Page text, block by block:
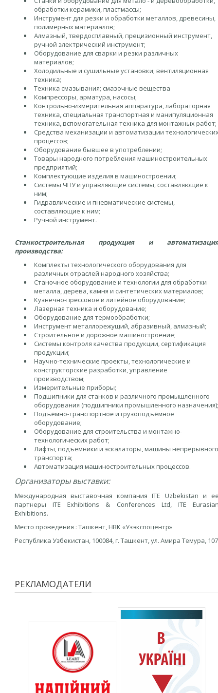
обработки керамики, пластмассы;
Инструмент для резки и обработки металлов, древесины,
полимерных материалов;
Алмазный, твердосплавный, прецизионный инструмент,
ручной электрический инструмент;
Оборудование для сварки и резки различных
материалов;
Холодильные и сушильные установки; вентиляционная
техника;
Техника смазывания; смазочные вещества
Компрессоры, арматура, насосы;
Контрольно-измерительная аппаратура, лабораторная
техника, специальная транспортная и манипуляционная
техника, вспомогательная техника для монтажных работ;
Средства механизации и автоматизации
процессов;
Оборудование бывшее в употреблении;
Товары народного потребления машиностроительных
предприятий;
Комплектующие изделия в машиностроении;
Системы ЧПУ и управляющие системы, составляющие к
ним;
Гидравлические и пневматические системы,
составляющие к ним;
Ручной инструмент.
Станкостроительная продукция и
производства:
Комплекты технологического оборудования для
различных отраслей народного хозяйства;
Станочное оборудование и технологии для обработки
металла, дерева, камня и синтетических материалов;
Кузнечно-прессовое и литейное оборудование;
Лазерная техника и оборудование;
Оборудование для термообработки;
Инструмент металлорежущий, абразивный, алмазный;
Строительное и дорожное машиностроение;
Системы контроля качества продукции, сертификация
продукции;
Научно-технические проекты, технологические и
конструкторские разработки, управление
производством;
Измерительные приборы;
Подшипники для станков и различного промышленного
оборудования (подшипники промышленного назначения);
Подъёмно-транспортное и грузоподъёмное
оборудование;
Оборудование для строительства и монтажно-
технологических работ;
Лифты, подъемники и эскалаторы, машины непрерывного
транспорта;
Автоматизация машиностроительных процессов.
Организаторы выставки:
Международная выставочная компания ITE Uzbekistan и
партнеры ITE Exhibitions & Conferences Ltd, ITE
Exhibitions.
Место проведения : Ташкент, НВК «Узэкспоцентр»
Республика Узбекистан, 100084, г. Ташкент, ул. Амира Темура, 107
РЕКЛАМОДАТЕЛИ